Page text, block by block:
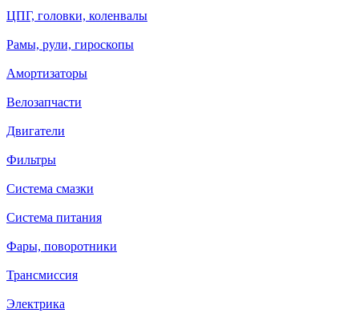
ЦПГ, головки, коленвалы
Рамы, рули, гироскопы
Амортизаторы
Велозапчасти
Двигатели
Фильтры
Система смазки
Система питания
Фары, поворотники
Трансмиссия
Электрика